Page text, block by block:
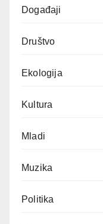
Događaji
Društvo
Ekologija
Kultura
Mladi
Muzika
Politika